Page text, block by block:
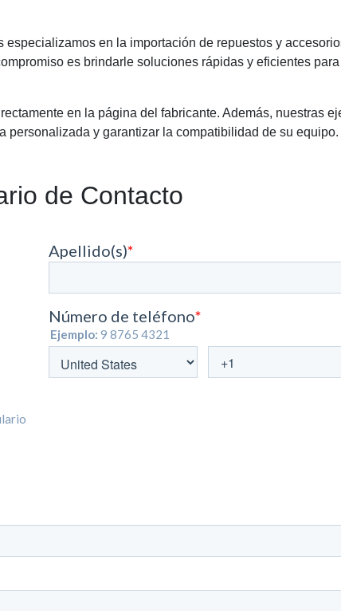
especializamos en la importación de repuestos y
es brindarle soluciones rápidas y eficientes
en la página del fabricante. Además, nuestras
personalizada y garantizar la compatibilidad de su equipo.
de Contacto